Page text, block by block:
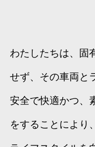
わたしたちは、固
せず、その車両と
安全で快適かつ、
をすることにより